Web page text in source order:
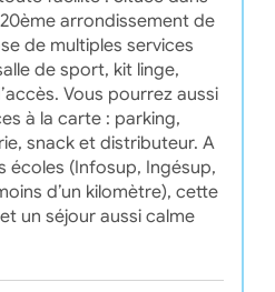
arrondissement de
de multiples services
de sport, kit linge,
Vous pourrez aussi
à la carte : parking,
snack et distributeur. A
écoles (Infosup, Ingésup,
d’un kilomètre), cette
un séjour aussi calme